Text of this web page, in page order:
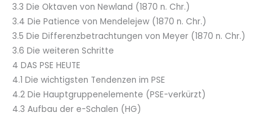
3.3 Die Oktaven von Newland (1870 n. Chr.)
3.4 Die Patience von Mendelejew (1870 n. Chr.)
3.5 Die Differenzbetrachtungen von Meyer (1870 n. Chr.)
3.6 Die weiteren Schritte
4 DAS PSE HEUTE
4.1 Die wichtigsten Tendenzen im PSE
4.2 Die Hauptgruppenelemente (PSE-verkürzt)
4.3 Aufbau der e-Schalen (HG)